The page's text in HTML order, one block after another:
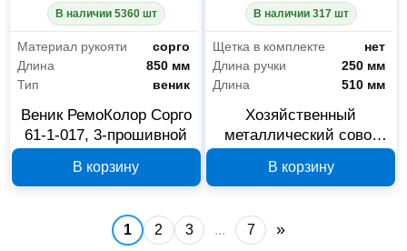
В наличии 5360 шт
Материал рукояти
сорго
Длина
850 мм
Тип
веник
Веник РемоКолор Сорго
61-1-017, 3-прошивной
В корзину
В наличии 317 шт
Щетка в комплекте
нет
Длина ручки
250 мм
Длина
510 мм
Хозяйственный
металлический совок
деревянной ручкой
В корзину
1 2 3 ... 7 »